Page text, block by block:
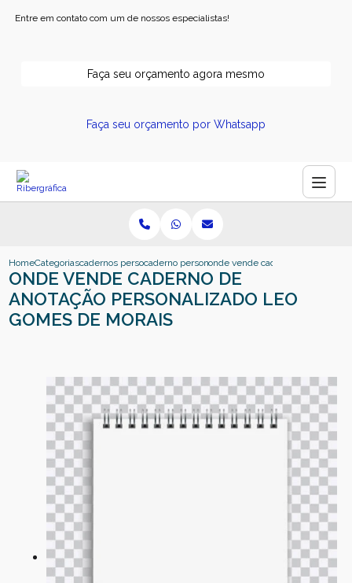
Entre em contato com um de nossos especialistas!
Faça seu orçamento agora mesmo
Faça seu orçamento por Whatsapp
HomeCategoriascadernos personalizadoscaderno personalizado empresa
onde vende caderno de
ONDE VENDE CADERNO DE
ANOTAÇÃO PERSONALIZADO LEO
GOMES DE MORAIS